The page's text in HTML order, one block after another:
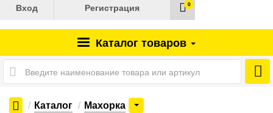
Вход Регистрация 0
Каталог товаров
Каталог
Махорка